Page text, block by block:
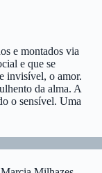
e montados via
e que se
invisível, o amor.
da alma. A
o sensível. Uma